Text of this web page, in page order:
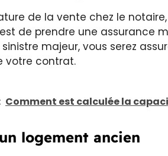
de la vente chez le
de prendre une assurance
sinistre majeur, vous serez
votre contrat.
Comment est calculée la
logement ancien